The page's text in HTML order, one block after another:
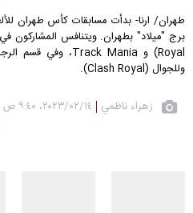
طهران/ ارنا- بدأت مسابقات كأس طهران
وللجوال (Clash Royal).
زهراء ناظمي ١٤‏/٠٢‏/٢٠٢٣، ٩:٤٠ ص